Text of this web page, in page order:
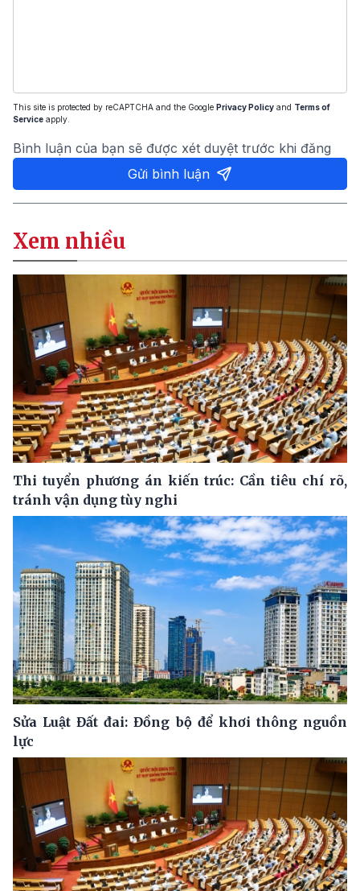
This site is protected by reCAPTCHA and the Google Privacy Policy and Terms of
Service apply.
Bình luận của bạn sẽ được xét duyệt trước khi đăng
Gửi bình luận
Xem nhiều
Thi tuyển phương án kiến trúc: Cần tiêu chí rõ,
tránh vận dụng tùy nghi
Sửa Luật Đất đai: Đồng bộ để khơi thông nguồn
lực